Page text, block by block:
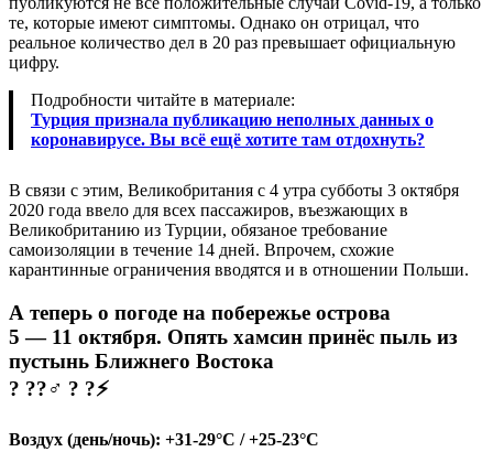
те, которые имеют симптомы. Однако он отрицал, что
реальное количество дел в 20 раз превышает официальную
цифру.
Подробности читайте в материале:
Турция признала публикацию неполных данных о
коронавирусе. Вы всё ещё хотите там отдохнуть?
В связи с этим, Великобритания с 4 утра субботы 3 октября
2020 года ввело для всех пассажиров, въезжающих в
Великобританию из Турции, обязаное требование
самоизоляции в течение 14 дней. Впрочем, схожие
карантинные ограничения вводятся и в отношении Польши.
А теперь о погоде на побережье острова
5 — 11 октября. Опять хамсин принёс пыль из
пустынь Ближнего Востока
? ??‍♂️ ? ?⚡
Воздух (день/ночь): +31-29°C / +25-23°C